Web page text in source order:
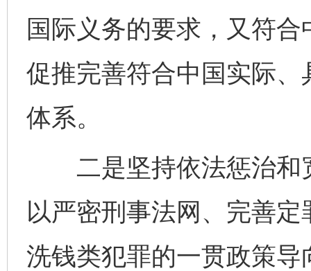
国际义务的要求，又符
促推完善符合中国实际
体系。
二是坚持依法惩治和
以严密刑事法网、完善
洗钱类犯罪的一贯政策